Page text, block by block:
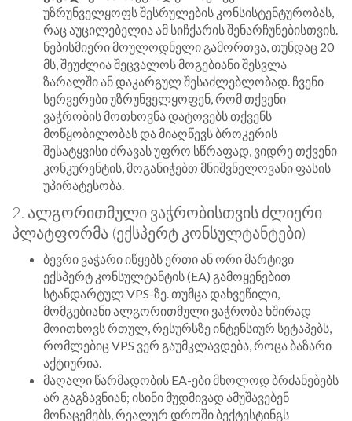
უზრუნველყოფს შესრულების კონსისტენტურობას,
რაც აუცილებელია ამ სიჩქარის შენარჩუნებისთვის.
ნებისმიერი მოულოდნელი გამორთვა, თუნდაც 20
მს, შეუძლია შეცვალოს მოგებიანი შესვლა
ზარალში ან დაკარგულ შესაძლებლობად. ჩვენი
სერვერები უზრუნველყოფენ, რომ თქვენი
ვაჭრობის მოთხოვნა დატოვებს თქვენს
მოწყობილობას და მიაღწევს ბროკერის
შესატყვისი ძრავას უფრო სწრაფად, ვიდრე თქვენი
კონკურენტის, მოგანიჭებთ მნიშვნელოვანი ფასის
უპირატესობა.
2. ალგორითმული ვაჭრობისთვის ძლიერი
პლატფორმა (ექსპერტ კონსულტანტები)
ბევრი ვაჭარი იწყებს ერთი ან ორი მარტივი
ექსპერტ კონსულტანტის (EA) გამოყენებით
სტანდარტულ VPS-ზე. თუმცა დახვეწილი,
მომგებიანი ალგორითმული ვაჭრობა ხშირად
მოითხოვს რთულ, რესურსზე ინტენსიურ სეტაპებს,
რომლებიც VPS ვერ გაუმკლავდება, როცა ბაზარი
აქტიურია.
მაღალი წარმადობის EA-ები მხოლოდ ბრძანებებს
არ გაგზავნიან; ისინი მუდმივად ამუშავებენ
მონაცემებს, რეალურ დროში ბექტესტინგს